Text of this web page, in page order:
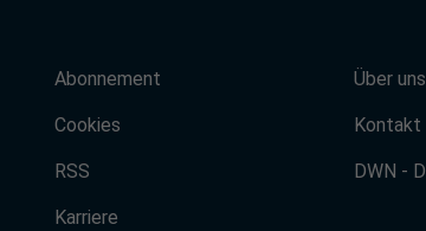
Abonnement
Cookies
RSS
Karriere
Über uns
Kontakt
DWN -